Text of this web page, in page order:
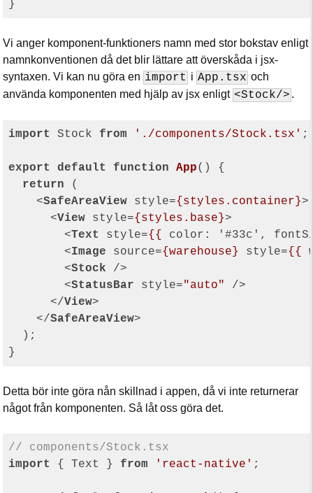
Vi anger komponent-funktioners namn med stor bokstav enligt
namnkonventionen då det blir lättare att överskåda i jsx-
syntaxen. Vi kan nu göra en import i App.tsx och
använda komponenten med hjälp av jsx enligt <Stock/> .
import Stock from './components/Stock.tsx' ;
export default function App( ) {
return (
<SafeAreaView style={styles.container}>
<View style={styles.base}>
<Text style={{ color: '#33c ',
<Image source={warehouse} style={{
<Stock />
<StatusBar style="auto"
/>
</View>
</SafeAreaView>
  );
Detta bör inte göra nån skillnad i appen, då vi inte returnerar
något från komponenten. Så låt oss göra det.
// components/Stock.tsx
import
{ Text } from 'react-native' ;